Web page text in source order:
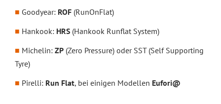
Goodyear: ROF (RunOnFlat)
Hankook: HRS (Hankook Runflat System)
Michelin: ZP (Zero Pressure) oder SST (Self Supporting
Tyre)
Pirelli: Run Flat, bei einigen Modellen Eufori@